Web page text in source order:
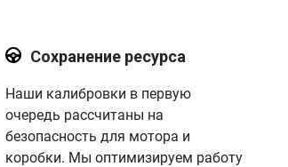
Сохранение ресурса
Наши калибровки в первую
очередь рассчитаны на
безопасность для мотора и
коробки. Мы оптимизируем работу